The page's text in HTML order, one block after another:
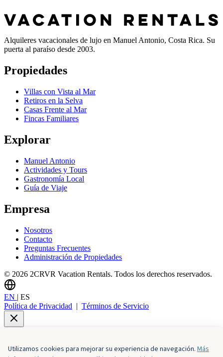
Alquileres vacacionales de lujo en Manuel Antonio, Costa Rica. Su
puerta al paraíso desde 2003.
Propiedades
Villas con Vista al Mar
Retiros en la Selva
Casas Frente al Mar
Fincas Familiares
Explorar
Manuel Antonio
Actividades y Tours
Gastronomía Local
Guía de Viaje
Empresa
Nosotros
Contacto
Preguntas Frecuentes
Administración de Propiedades
© 2026 2CRVR Vacation Rentals. Todos los derechos reservados.
EN | ES
Política de Privacidad | Términos de Servicio
Utilizamos cookies para mejorar su experiencia de navegación. Más
Horarios